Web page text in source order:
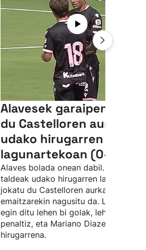
Alavesek garaipena
du Castelloren aurka
udako hirugarren
lagunartekoan (0-3)
Alaves bolada onean dabil. Gasteizko
taldeak udako hirugarren
jokatu du Castelloren aurka, eta 0-
emaitzarekin nagusitu da. Lucas
egin ditu lehen bi golak, lehena
penaltiz, eta Mariano Diazek sartu du
hirugarrena.